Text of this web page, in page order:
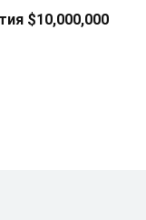
$10,000,000